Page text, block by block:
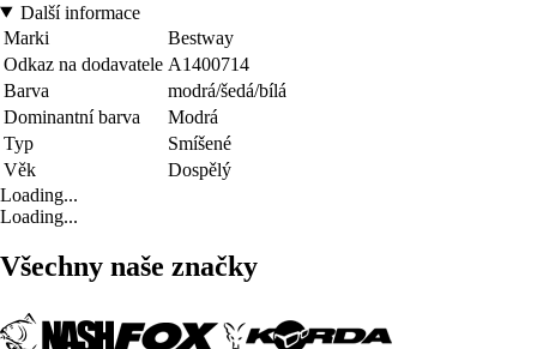
Další informace
Marki
Bestway
Odkaz na dodavatele A1400714
Barva
modrá/šedá/bílá
Dominantní barva
Modrá
Typ
Smíšené
Věk
Dospělý
Loading...
Loading...
Všechny naše značky